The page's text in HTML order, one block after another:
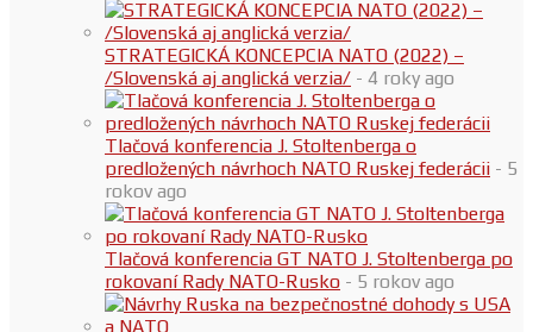
STRATEGICKÁ KONCEPCIA NATO (2022) –
/Slovenská aj anglická verzia/ - 4 roky ago
Tlačová konferencia J. Stoltenberga o
predložených návrhoch NATO Ruskej federácii - 5
rokov ago
Tlačová konferencia GT NATO J. Stoltenberga po
rokovaní Rady NATO-Rusko - 5 rokov ago